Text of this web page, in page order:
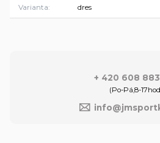
Varianta dres
+ 420 608
(Po-Pá,8-